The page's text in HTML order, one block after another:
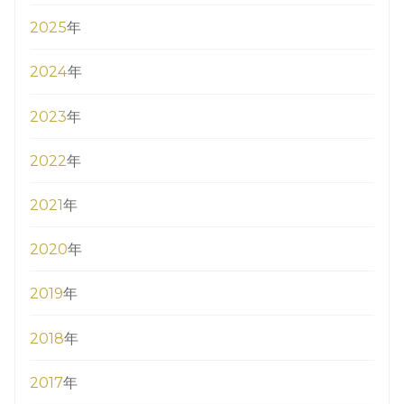
2025年
2024年
2023年
2022年
2021年
2020年
2019年
2018年
2017年